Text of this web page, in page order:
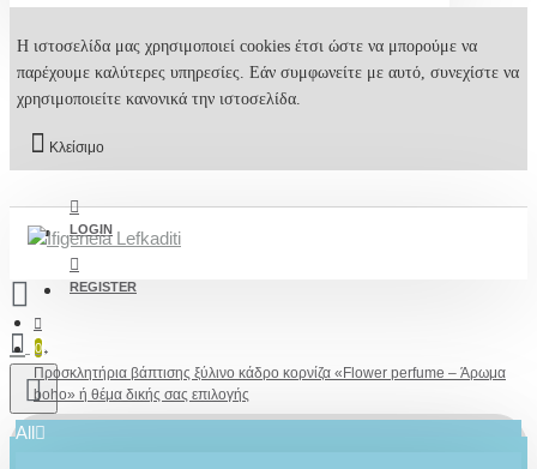
Η ιστοσελίδα μας χρησιμοποιεί cookies έτσι ώστε να μπορούμε να
παρέχουμε καλύτερες υπηρεσίες. Εάν συμφωνείτε με αυτό, συνεχίστε να
χρησιμοποιείτε κανονικά την ιστοσελίδα.
Κλείσιμο
LOGIN
REGISTER
0
All
Προσκλητήρια βάπτισης ξύλινο κάδρο κορνίζα «Flower perfume – Άρωμα
boho» ή θέμα δικής σας επιλογής